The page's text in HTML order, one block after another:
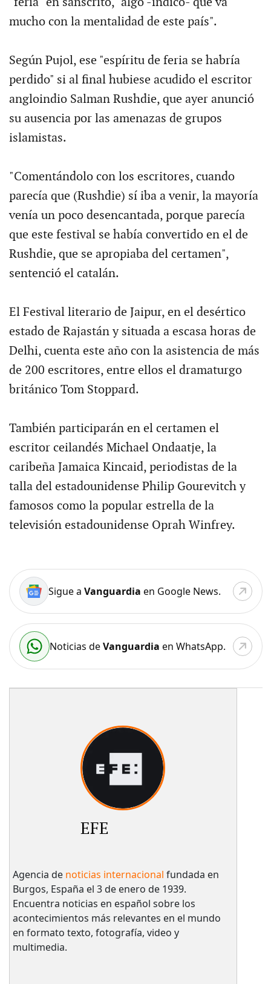
mucho con la mentalidad de este país".
Según Pujol, ese "espíritu de feria se habría
perdido" si al final hubiese acudido el escritor
angloindio Salman Rushdie, que ayer anunció
su ausencia por las amenazas de grupos
islamistas.
"Comentándolo con los escritores, cuando
parecía que (Rushdie) sí iba a venir, la mayoría
venía un poco desencantada, porque parecía
que este festival se había convertido en el de
Rushdie, que se apropiaba del certamen",
sentenció el catalán.
El Festival literario de Jaipur, en el desértico
estado de Rajastán y situada a escasa horas de
Delhi, cuenta este año con la asistencia de más
de 200 escritores, entre ellos el dramaturgo
británico Tom Stoppard.
También participarán en el certamen el
escritor ceilandés Michael Ondaatje, la
caribeña Jamaica Kincaid, periodistas de la
talla del estadounidense Philip Gourevitch y
famosos como la popular estrella de la
televisión estadounidense Oprah Winfrey.
Sigue a Vanguardia en Google News.
Noticias deVanguardia en WhatsApp.
EFE
Agencia de noticias internacional fundada en
Burgos, España el 3 de enero de 1939.
Encuentra noticias en español sobre los
acontecimientos más relevantes en el mundo
en formato texto, fotografía, video y
multimedia.